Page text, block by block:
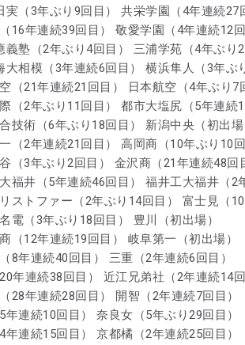
実（3年ぶり9回目） 共栄学園（4年連続27
16年連続39回目） 敬愛学園（4年連続12回
義塾（2年ぶり4回目） 三浦学苑（4年ぶり2
大相模（3年連続6回目） 横浜隼人（3年ぶ
（21年連続21回目） 日本航空（4年ぶり7
（2年ぶり11回目） 都市大塩尻（5年連続
技術（6年ぶり18回目） 新潟中央（初出場
（2年連続21回目） 高岡商（10年ぶり10回
（3年ぶり2回目） 金沢商（21年連続48回
福井（5年連続46回目） 福井工大福井（2
ストファー（2年ぶり14回目） 富士見（10
電（3年ぶり18回目） 豊川（初出場）
（12年連続19回目） 岐阜第一（初出場）
8年連続40回目） 三重（2年連続6回目）
年連続38回目） 近江兄弟社（2年連続14回
28年連続28回目） 開智（2年連続7回目）
年連続10回目） 奈良女（5年ぶり29回目）
年連続15回目） 京都橘（2年連続25回目）